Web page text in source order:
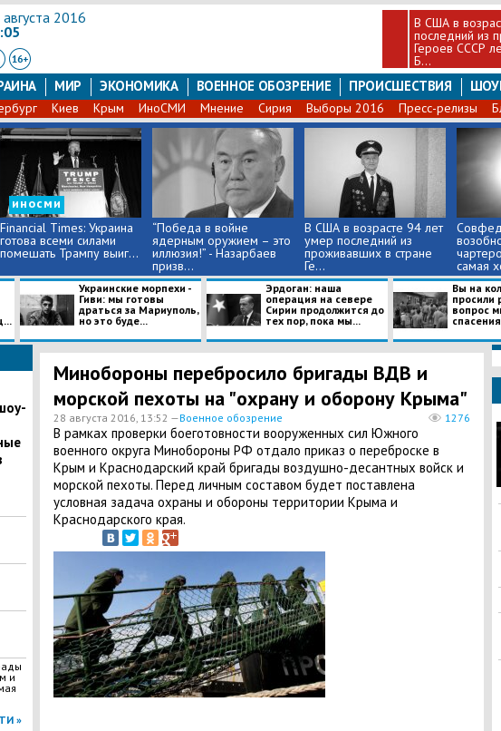
2016
В США в
последний из
Героев СССР
Б...
МИР ЭКОНОМИКА ВОЕННОЕ ОБОЗРЕНИЕ ПРОИСШЕСТВИЯ
Киев Крым ИноСМИ Мнение Сирия Выборы 2016 Пресс-релизы
иносми
Financial Times: Украина
готова всеми силами
помешать Трампу выиг...
“Победа в войне
ядерным оружием – это
иллюзия!” - Назарбаев
призв...
В США в возрасте 94 лет
умер последний из
проживавших в стране
Ге... самая
Украинские морпехи -
Гиви: мы готовы
драться за Мариуполь,
но это буде...
Эрдоган: наша
операция на севере
Сирии продолжится до
тех пор, пока мы...
Вы на
просили
вопрос
и
»
Минобороны перебросило бригады ВДВ и
морской пехоты на "охрану и оборону Крыма"
28 августа 2016, 13:52 —Военное обозрение 1276
В рамках проверки боеготовности вооруженных сил Южного
военного округа Минобороны РФ отдало приказ о переброске в
Крым и Краснодарский край бригады воздушно-десантных войск и
морской пехоты. Перед личным составом будет поставлена
условная задача охраны и обороны территории Крыма и
Краснодарского края.